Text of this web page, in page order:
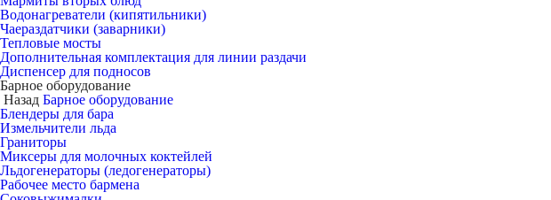
Водонагреватели (кипятильники)
Чаераздатчики (заварники)
Тепловые мосты
Дополнительная комплектация для линии раздачи
Диспенсер для подносов
Барное оборудование
Назад Барное оборудование
Блендеры для бара
Измельчители льда
Граниторы
Миксеры для молочных коктейлей
Льдогенераторы (ледогенераторы)
Рабочее место бармена